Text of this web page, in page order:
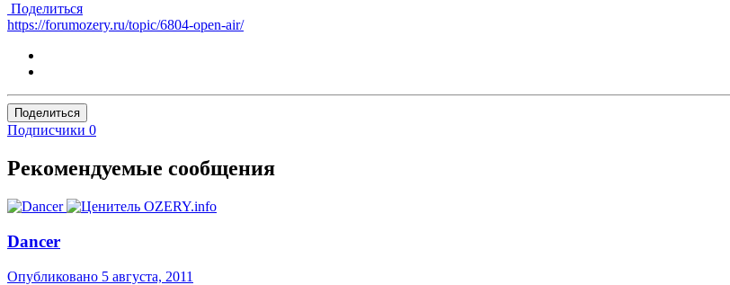
Поделиться
https://forumozery.ru/topic/6804-open-air/
Поделиться
Подписчики 0
Рекомендуемые сообщения
Dancer
Опубликовано 5 августа, 2011